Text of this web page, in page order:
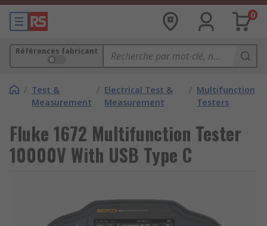
0
Références fabricant
/ Test &
Measurement
/ Electrical Test &
Measurement
/ Multifunction
Testers
Fluke 1672 Multifunction Tester
10000V With USB Type C